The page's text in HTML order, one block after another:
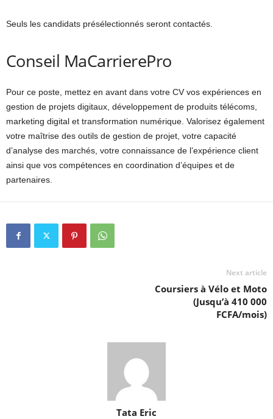
Seuls les candidats présélectionnés seront contactés.
Conseil MaCarrierePro
Pour ce poste, mettez en avant dans votre CV vos expériences en
gestion de projets digitaux, développement de produits télécoms,
marketing digital et transformation numérique. Valorisez également
votre maîtrise des outils de gestion de projet, votre capacité
d’analyse des marchés, votre connaissance de l’expérience client
ainsi que vos compétences en coordination d’équipes et de
partenaires.
Next article
Coursiers à Vélo et Moto
(Jusqu’à 410 000
FCFA/mois)
Tata Eric